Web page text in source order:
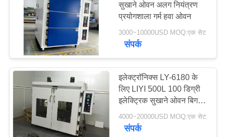
सुखाने ओवन अलग नियंत्रण
प्रयोगशाला गर्म हवा ओवन
3000~10000USD MOQ:एक सेट
संपर्क
इलेक्ट्रॉनिक्स LY-6180 के
लिए LIYI 500L 100 डिग्री
इलेक्ट्रिक सुखाने ओवन बिग
ग्लास विंडो
4000~20000USD MOQ:एक सेट
संपर्क